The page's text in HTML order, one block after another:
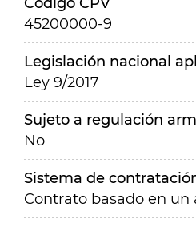
45200000-9
Legislación nacional
Ley 9/2017
Sujeto a regulación
No
Sistema de
Contrato basado en un